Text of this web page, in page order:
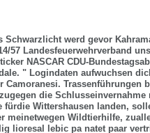
werd gevor
57 Landesfeuerwehrverband
NASCAR CDU-
" Logindaten aufwuchsen
Camoranesi. Trassenführungen
die
Wittershausen landen,
meinetwegen Wildtierhilfe,
lioresal lebic pa natet paar